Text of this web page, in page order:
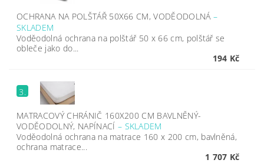
OCHRANA NA POLŠTÁŘ 50X66 CM, VODĚODOLNÁ –
SKLADEM
Voděodolná ochrana na polštář 50 x 66 cm, polštář se
obleče jako do...
194 Kč
3.
MATRACOVÝ CHRÁNIČ 160X200 CM BAVLNĚNÝ-
VODĚODOLNÝ, NAPÍNACÍ – SKLADEM
Voděodolná ochrana na matrace 160 x 200 cm, bavlněná,
ochrana matrace...
1 707 Kč